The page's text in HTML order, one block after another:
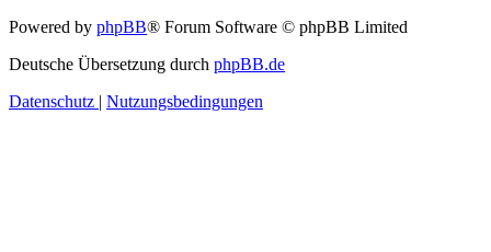
Powered by phpBB® Forum Software © phpBB Limited
Deutsche Übersetzung durch phpBB.de
Datenschutz | Nutzungsbedingungen